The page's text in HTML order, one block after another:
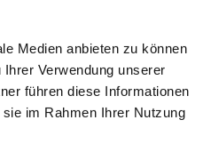
Medien anbieten zu können
Verwendung unserer
führen diese Informationen
im Rahmen Ihrer Nutzung
consolefor more information).